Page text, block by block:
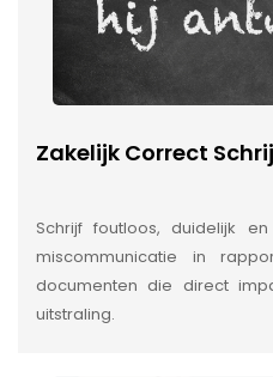
Zakelijk Correct
Schrijf foutloos, duidelijk
miscommunicatie in
documenten die direct
uitstraling.